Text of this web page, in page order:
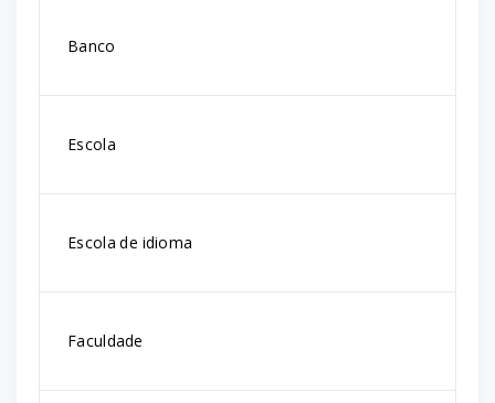
Banco
Escola
Escola de idioma
Faculdade